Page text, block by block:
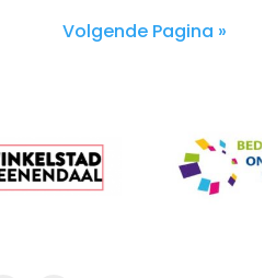
Volgende Pagina »